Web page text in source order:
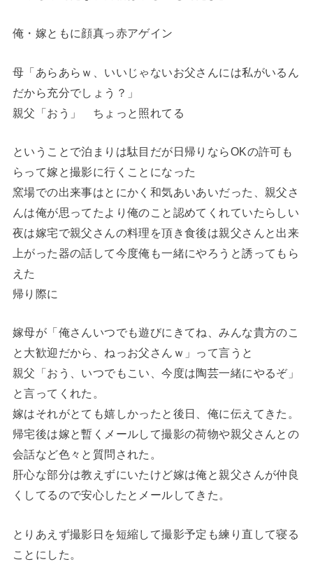
俺・嫁ともに顔真っ赤アゲイン
母「あらあらｗ、いいじゃないお父さんには私がいるん
だから充分でしょう？」
親父「おう」 ちょっと照れてる
ということで泊まりは駄目だが日帰りならOKの許可も
らって嫁と撮影に行くことになった
窯場での出来事はとにかく和気あいあいだった、親父さ
んは俺が思ってたより俺のこと認めてくれていたらしい
夜は嫁宅で親父さんの料理を頂き食後は親父さんと出来
上がった器の話して今度俺も一緒にやろうと誘ってもら
えた
帰り際に
嫁母が「俺さんいつでも遊びにきてね、みんな貴方のこ
と大歓迎だから、ねっお父さんｗ」って言うと
親父「おう、いつでもこい、今度は陶芸一緒にやるぞ」
と言ってくれた。
嫁はそれがとても嬉しかったと後日、俺に伝えてきた。
帰宅後は嫁と暫くメールして撮影の荷物や親父さんとの
会話など色々と質問された。
肝心な部分は教えずにいたけど嫁は俺と親父さんが仲良
くしてるので安心したとメールしてきた。
とりあえず撮影日を短縮して撮影予定も練り直して寝る
ことにした。